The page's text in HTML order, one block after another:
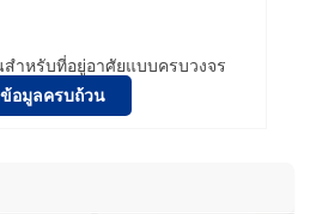
สำหรับที่อยู่อาศัยแบบครบวงจร
อมูลครบถ้วน